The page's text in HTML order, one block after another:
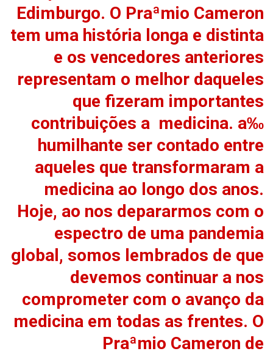
Edimburgo. O Praªmio Cameron
tem uma história longa e distinta
e os vencedores anteriores
representam o melhor daqueles
que fizeram importantes
contribuições a medicina. a‰
humilhante ser contado entre
aqueles que transformaram a
medicina ao longo dos anos.
Hoje, ao nos depararmos com o
espectro de uma pandemia
global, somos lembrados de que
devemos continuar a nos
comprometer com o avanço da
medicina em todas as frentes. O
Praªmio Cameron de